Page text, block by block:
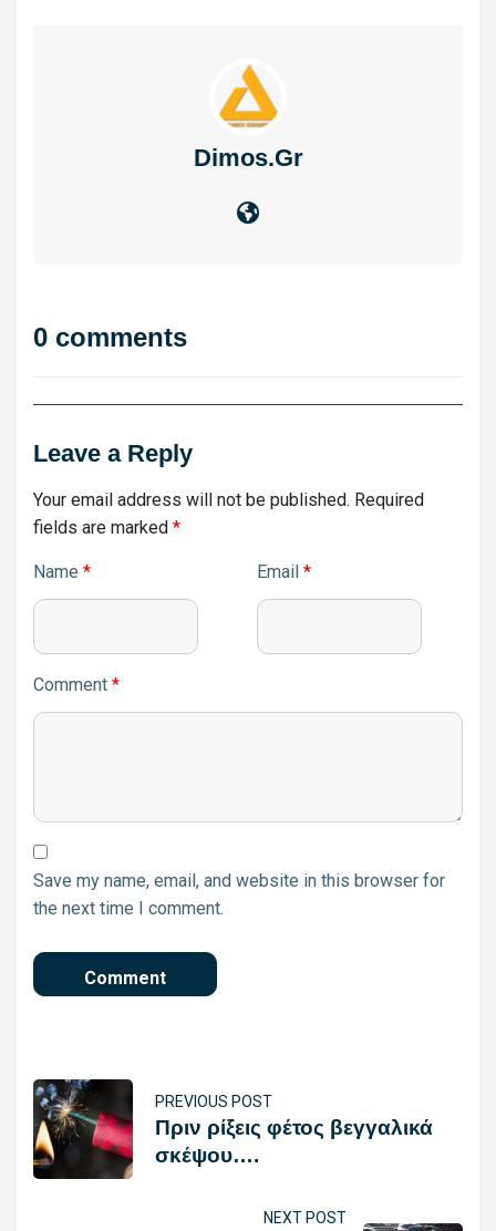
Dimos.gr
0 comments
Leave a Reply
Your email address will not be published. Required
fields are marked *
Name * Email *
Comment *
Save my name, email, and website in this browser for
the next time I comment.
PREVIOUS POST
Πριν ρίξεις φέτος βεγγαλικά
σκέψου….
NEXT POST